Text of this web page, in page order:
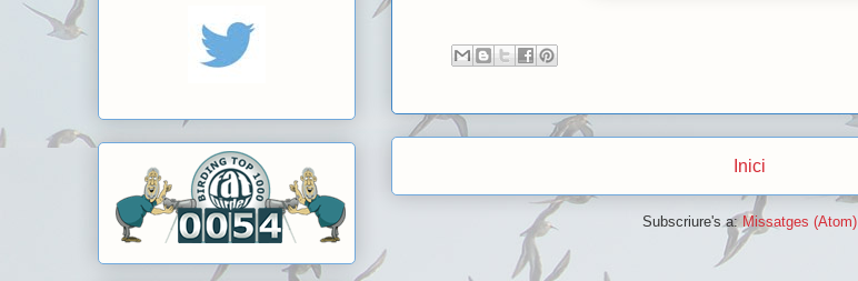
Inici
Subscriure's a: Missatges (Atom)